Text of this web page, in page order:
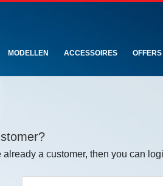
MODELLEN ACCESSOIRES OFFERS
already a customer, then you can